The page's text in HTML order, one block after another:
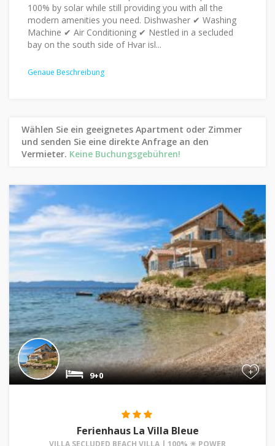
100% by solar while still providing you with all the
modern amenities you need. Dishwasher ✔ Washing
Machine ✔ Air Conditioning ✔ Nestled in a secluded
bay on the south side of Hvar isl...
Genaue Beschreibung
Wählen Sie ein geeignetes Apartment oder Zimmer
und senden Sie eine direkte Anfrage an den
Vermieter. Keine Buchungsgebühren!
+
9+0
Ferienhaus La Villa Bleue